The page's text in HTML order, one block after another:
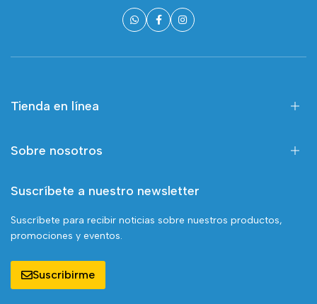
Tienda en línea
Sobre nosotros
Suscríbete a nuestro newsletter
Suscríbete para recibir noticias sobre nuestros productos,
promociones y eventos.
Suscribirme